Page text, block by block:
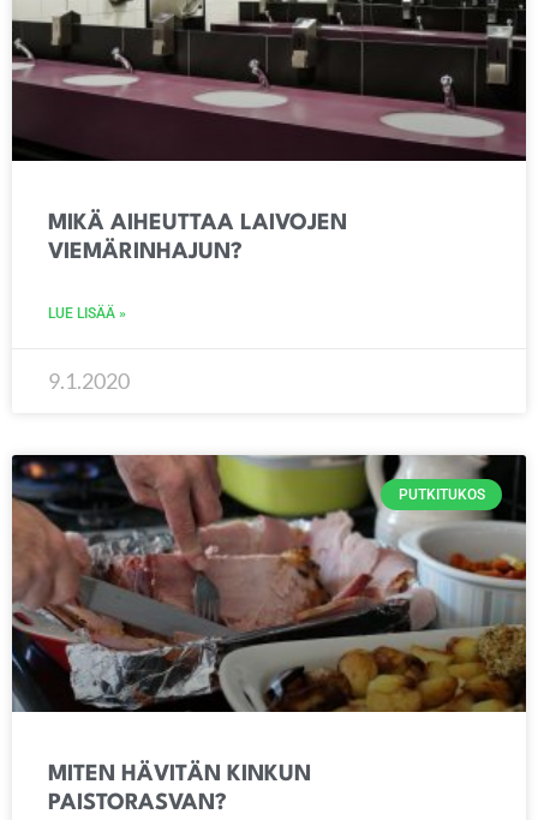
MIKÄ AIHEUTTAA LAIVOJEN
VIEMÄRINHAJUN?
LUE LISÄÄ »
9.1.2020
PUTKITUKOS
MITEN HÄVITÄN KINKUN
PAISTORASVAN?